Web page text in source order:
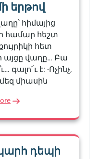
երթով
հիմայից
համար հեշտ
հետ
այցը վաղը… Բա
գալո՜ւ է: -Ոչինչ,
միասին
դեպի